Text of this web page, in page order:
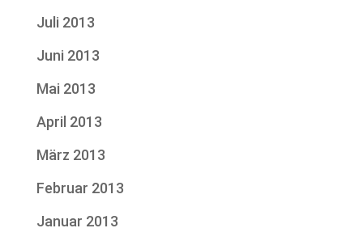
Juli 2013
Juni 2013
Mai 2013
April 2013
März 2013
Februar 2013
Januar 2013